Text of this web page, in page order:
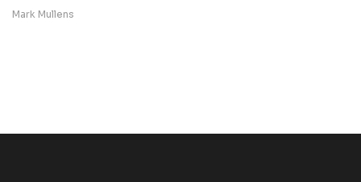
Mark Mullens